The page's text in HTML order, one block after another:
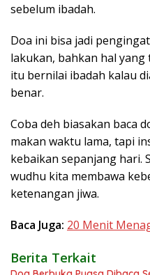
sebelum ibadah.
Doa ini bisa jadi
lakukan, bahkan hal
itu bernilai ibadah kalau
benar.
Coba deh biasakan baca
makan waktu lama, tapi
kebaikan sepanjang hari.
wudhu kita membawa
ketenangan jiwa.
Baca Juga: 20 Menit
Berita Terkait